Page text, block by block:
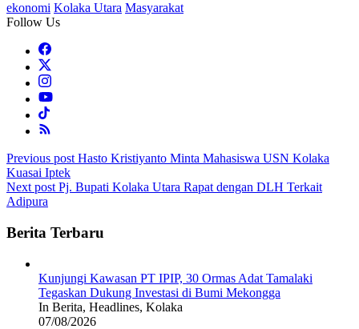
ekonomi Kolaka Utara Masyarakat
Follow Us
Post
navigation
Previous post Hasto Kristiyanto Minta Mahasiswa USN Kolaka
Kuasai Iptek
Next post Pj. Bupati Kolaka Utara Rapat dengan DLH Terkait
Adipura
Berita Terbaru
Kunjungi Kawasan PT IPIP, 30 Ormas Adat Tamalaki
Tegaskan Dukung Investasi di Bumi Mekongga
In Berita, Headlines, Kolaka
07/08/2026